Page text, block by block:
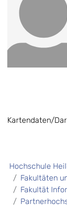
Kartendaten/
Hochschule
Fakultäten
Fakultät